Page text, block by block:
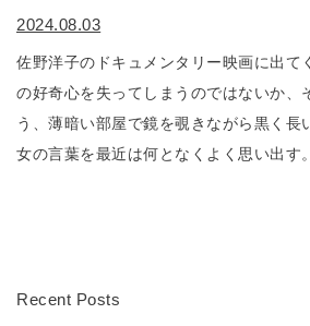
2024.08.03
佐野洋子のドキュメンタリー映画に出て
の好奇心を失ってしまうのではないか、
う、薄暗い部屋で鏡を覗きながら黒く長
女の言葉を最近は何となくよく思い出
Recent Posts